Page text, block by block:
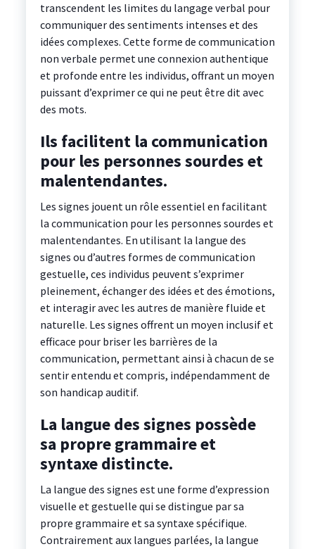
transcendent les limites du langage verbal pour
communiquer des sentiments intenses et des
idées complexes. Cette forme de communication
non verbale permet une connexion authentique
et profonde entre les individus, offrant un moyen
puissant d’exprimer ce qui ne peut être dit avec
des mots.
Ils facilitent la communication
pour les personnes sourdes et
malentendantes.
Les signes jouent un rôle essentiel en facilitant
la communication pour les personnes sourdes et
malentendantes. En utilisant la langue des
signes ou d’autres formes de communication
gestuelle, ces individus peuvent s’exprimer
pleinement, échanger des idées et des émotions,
et interagir avec les autres de manière fluide et
naturelle. Les signes offrent un moyen inclusif et
efficace pour briser les barrières de la
communication, permettant ainsi à chacun de se
sentir entendu et compris, indépendamment de
son handicap auditif.
La langue des signes possède
sa propre grammaire et
syntaxe distincte.
La langue des signes est une forme d’expression
visuelle et gestuelle qui se distingue par sa
propre grammaire et sa syntaxe spécifique.
Contrairement aux langues parlées, la langue